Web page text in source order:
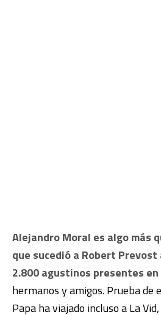
Alejandro Moral es algo más
que sucedió a Robert
2.800 agustinos presentes
hermanos y amigos. Prueba de
Papa ha viajado incluso a La